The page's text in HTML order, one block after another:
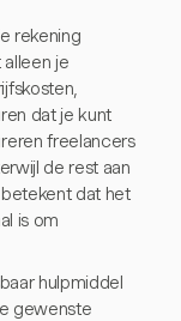
rekening
je
dat je kunt
freelancers
de rest aan
dat het
is om
hulpmiddel
gewenste